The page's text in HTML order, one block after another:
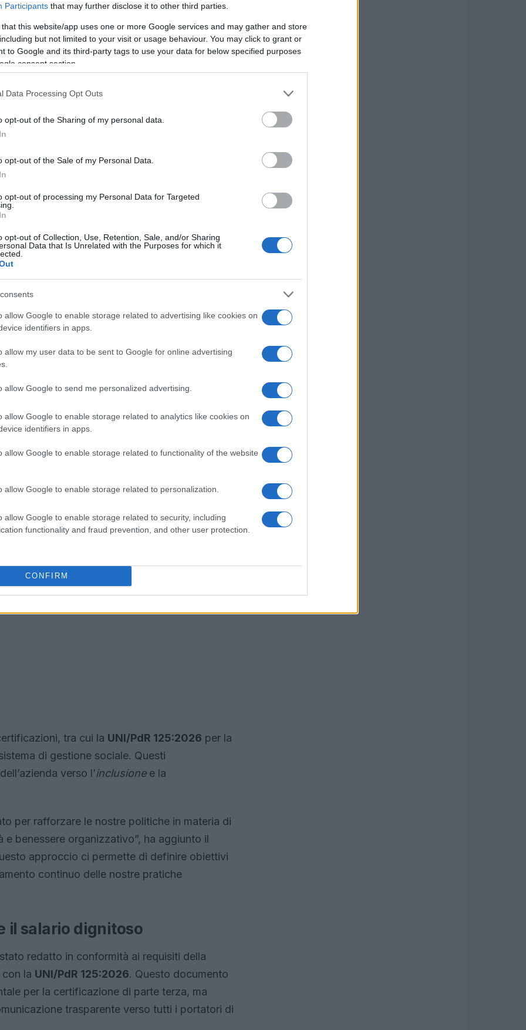
Participants that may further disclose it to other third parties.
that this website/app uses one or more Google services and may gather and store
but not limited to your visit or usage behaviour. You may click to grant or
to Google and its third-party tags to use your data for below specified purposes
consent section.
Data Processing Opt Outs
opt-out of the Sharing of my personal data.
opt-out of the Sale of my Personal Data.
opt-out of processing my Personal Data for Targeted
opt-out of Collection, Use, Retention, Sale, and/or Sharing
Data that Is Unrelated with the Purposes for which it
allow Google to enable storage related to advertising like cookies on
identifiers in apps.
allow my user data to be sent to Google for online advertising
allow Google to send me personalized advertising.
allow Google to enable storage related to analytics like cookies on
identifiers in apps.
allow Google to enable storage related to functionality of the website
allow Google to enable storage related to personalization.
allow Google to enable storage related to security, including
functionality and fraud prevention, and other user protection.
CONFIRM
per Tsa Trasimeno, che ha scelto di
le proprie performance ambientali e
le attività svolte, ma offrono anche una
strategie adottate per raggiungerli.
economia circolare
di rifiuti, il recupero e la valorizzazione dei
che si accompagna alla
e i nostri collaboratori”, ha dichiarato il
sono orientate a limitare il ricorso alla
promuovendo al contempo il benessere
tra cui la UNI/PdR 125:2026 per la
di gestione sociale. Questi
verso l’inclusionee la
per rafforzare le nostre politiche in materia di
benessere organizzativo”, ha aggiunto il
approccio ci permette di definire obiettivi
continuo delle nostre pratiche
il salario dignitoso
redatto in conformità ai requisiti della
la UNI/PdR 125:2026. Questo documento
per la certificazione di parte terza, ma
trasparente verso tutti i portatori di